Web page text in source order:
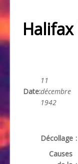
Halifax
Date:
11
décembre
1942
Décollage :
Causes